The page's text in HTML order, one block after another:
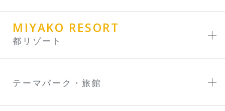
MIYAKO RESORT
都リゾート
テーマパーク・旅館